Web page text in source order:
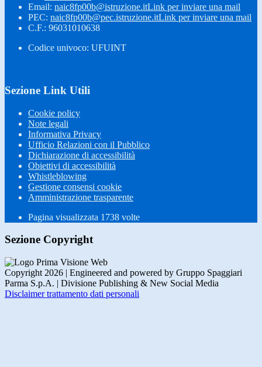
Email: naic8fp00b@istruzione.itLink per inviare una mail
PEC: naic8fp00b@pec.istruzione.itLink per inviare una mail
C.F.: 96031010638
Codice univoco: UFUINT
Sezione Link Utili
Cookie policy
Note legali
Informativa Privacy
Ufficio Relazioni con il Pubblico
Dichiarazione di accessibilità
Obiettivi di accessibilità
Whistleblowing
Gestione consensi cookie
Amministrazione trasparente
Pagina visualizzata 1738 volte
Sezione Copyright
Copyright 2026 | Engineered and powered by Gruppo Spaggiari
Parma S.p.A. | Divisione Publishing & New Social Media
Disclaimer trattamento dati personali